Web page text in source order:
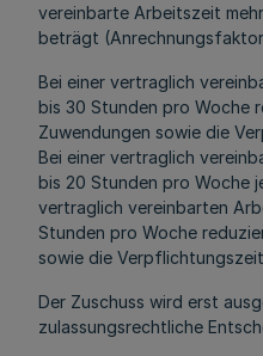
vereinbarte Arbeitszeit
beträgt (Anrechnungsfaktor
Bei einer vertraglich
bis 30 Stunden pro Woche
Zuwendungen sowie die
Bei einer vertraglich
bis 20 Stunden pro Woche
vertraglich vereinbarten
Stunden pro Woche
sowie die
Der Zuschuss wird erst
zulassungsrechtliche